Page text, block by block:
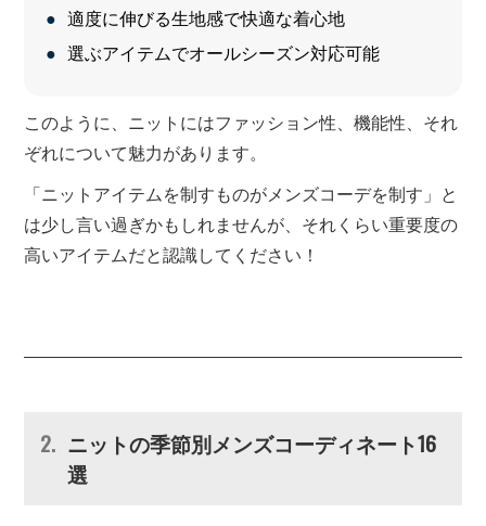
適度に伸びる生地感で快適な着心地
選ぶアイテムでオールシーズン対応可能
このように、ニットにはファッション性、機能性、それ
ぞれについて魅力があります。
「ニットアイテムを制すものがメンズコーデを制す」と
は少し言い過ぎかもしれませんが、それくらい重要度の
高いアイテムだと認識してください！
ニットの季節別メンズコーディネート16
選